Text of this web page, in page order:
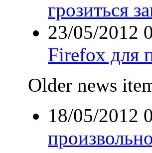
грозиться
23/05/2012
Firefox для
Older news
18/05/2012